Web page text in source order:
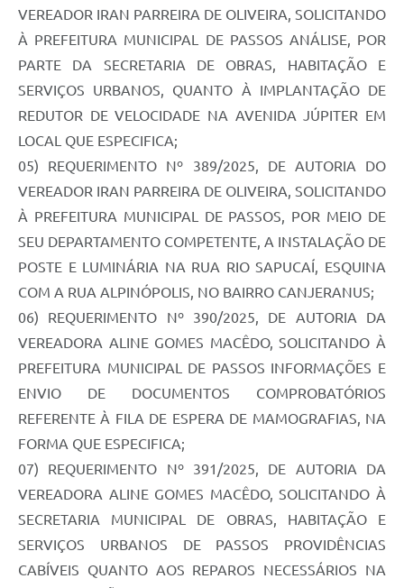
VEREADOR IRAN PARREIRA DE OLIVEIRA, SOLICITANDO
À PREFEITURA MUNICIPAL DE PASSOS ANÁLISE, POR
PARTE DA SECRETARIA DE OBRAS, HABITAÇÃO E
SERVIÇOS URBANOS, QUANTO À IMPLANTAÇÃO DE
REDUTOR DE VELOCIDADE NA AVENIDA JÚPITER EM
LOCAL QUE ESPECIFICA;
05) REQUERIMENTO Nº 389/2025, DE AUTORIA DO
VEREADOR IRAN PARREIRA DE OLIVEIRA, SOLICITANDO
À PREFEITURA MUNICIPAL DE PASSOS, POR MEIO DE
SEU DEPARTAMENTO COMPETENTE, A INSTALAÇÃO DE
POSTE E LUMINÁRIA NA RUA RIO SAPUCAÍ, ESQUINA
COM A RUA ALPINÓPOLIS, NO BAIRRO CANJERANUS;
06) REQUERIMENTO Nº 390/2025, DE AUTORIA DA
VEREADORA ALINE GOMES MACÊDO, SOLICITANDO À
PREFEITURA MUNICIPAL DE PASSOS INFORMAÇÕES E
ENVIO DE DOCUMENTOS COMPROBATÓRIOS
REFERENTE À FILA DE ESPERA DE MAMOGRAFIAS, NA
FORMA QUE ESPECIFICA;
07) REQUERIMENTO Nº 391/2025, DE AUTORIA DA
VEREADORA ALINE GOMES MACÊDO, SOLICITANDO À
SECRETARIA MUNICIPAL DE OBRAS, HABITAÇÃO E
SERVIÇOS URBANOS DE PASSOS PROVIDÊNCIAS
CABÍVEIS QUANTO AOS REPAROS NECESSÁRIOS NA